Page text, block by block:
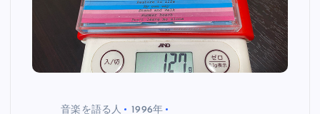
音楽を語る人
1996年